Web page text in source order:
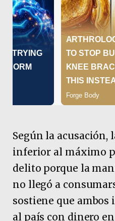
Según la acusación,
inferior al máximo
delito porque la
no llegó a
sostiene que
al país con dinero